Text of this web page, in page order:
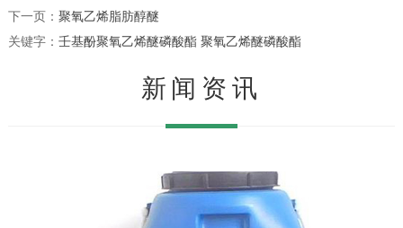
下一页： 聚氧乙烯脂肪醇醚
关键字： 壬基酚聚氧乙烯醚磷酸酯 聚氧乙烯醚磷酸酯
新闻资讯